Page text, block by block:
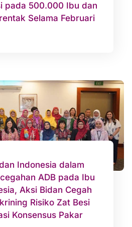
pada 500.000 Ibu dan
Selama Februari
Indonesia dalam
ADB pada Ibu
Aksi Bidan Cegah
Risiko Zat Besi
Konsensus Pakar